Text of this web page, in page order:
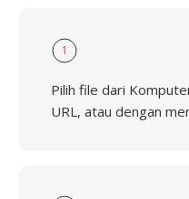
1
Pilih file dari
URL, atau dengan